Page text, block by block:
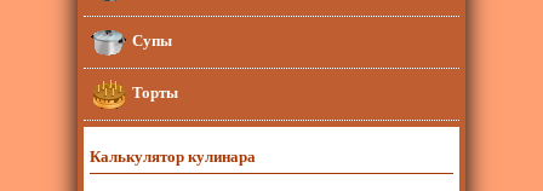
Супы
Торты
Калькулятор кулинара